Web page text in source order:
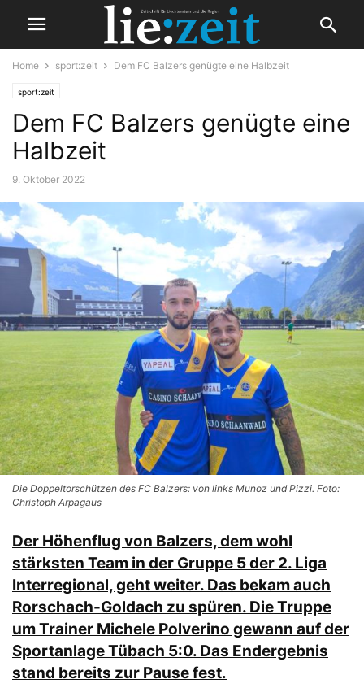
Home sport:zeit Dem FC Balzers genügte eine Halbzeit
sport:zeit
Dem FC Balzers genügte eine
Halbzeit
9. Oktober 2022
Die Doppeltorschützen des FC Balzers: von links Munoz und Pizzi. Foto:
Christoph Arpagaus
Der Höhenflug von Balzers, dem wohl
stärksten Team in der Gruppe 5 der 2. Liga
Interregional, geht weiter. Das bekam auch
Rorschach-Goldach zu spüren. Die Truppe
um Trainer Michele Polverino gewann auf der
Sportanlage Tübach 5:0. Das Endergebnis
stand bereits zur Pause fest.